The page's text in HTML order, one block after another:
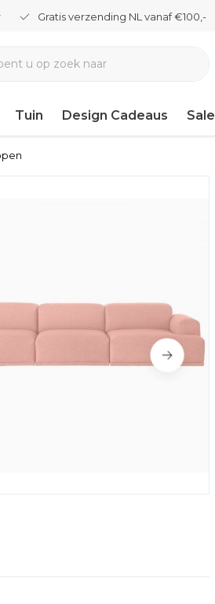
Gratis verzending NL vanaf €100,-
Tuin Design Cadeaus Sale